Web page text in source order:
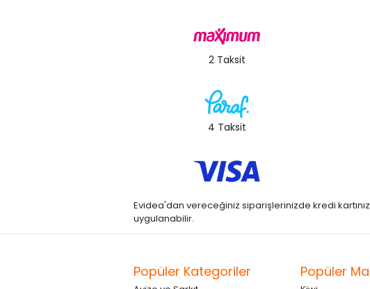
2 Taksit
4 Taksit
Evidea'dan vereceğiniz siparişlerinizde kredi
uygulanabilir.
Popüler Kategoriler Popüler